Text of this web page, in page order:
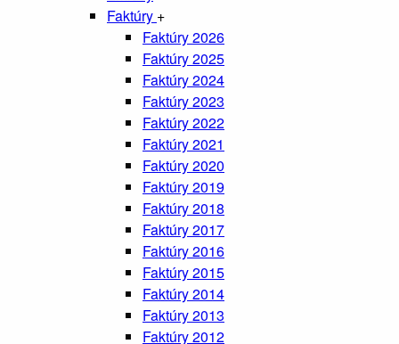
Faktúry +
Faktúry 2026
Faktúry 2025
Faktúry 2024
Faktúry 2023
Faktúry 2022
Faktúry 2021
Faktúry 2020
Faktúry 2019
Faktúry 2018
Faktúry 2017
Faktúry 2016
Faktúry 2015
Faktúry 2014
Faktúry 2013
Faktúry 2012